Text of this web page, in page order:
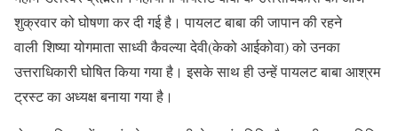
शुक्रवार को घोषणा कर दी गई है। पायलट बाबा की जापान की रहने
वाली शिष्या योगमाता साध्वी कैवल्या देवी(केको आईकोवा) को उनका
उत्तराधिकारी घोषित किया गया है। इसके साथ ही उन्हें पायलट बाबा आश्रम
ट्रस्ट का अध्यक्ष बनाया गया है।